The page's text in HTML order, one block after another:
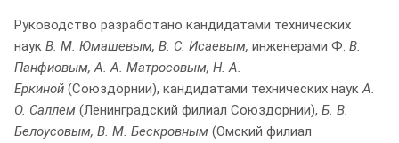
Руководство разработано кандидатами технических
наук В. М. Юмашевым, В. С. Исаевым, инженерами Ф. В.
Панфиовым, А. А. Матросовым, Н. А.
Еркиной (Союздорнии), кандидатами технических наукА.
О. Саллем (Ленинградский филиал Союздорнии), Б. В.
Белоусовым, В. М. Бескровным (Омский филиал